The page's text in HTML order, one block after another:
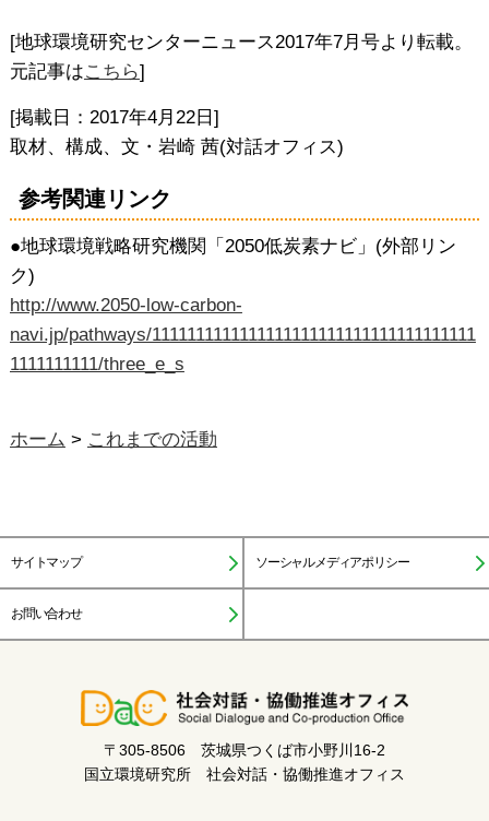
[地球環境研究センターニュース2017年7月号より転載。
元記事はこちら]
[掲載日：2017年4月22日]
取材、構成、文・岩崎 茜(対話オフィス)
参考関連リンク
●地球環境戦略研究機関「2050低炭素ナビ」(外部リン
ク)
http://www.2050-low-carbon-
navi.jp/pathways/1111111111111111111111111111111111111
1111111111/three_e_s
ホーム > これまでの活動
サイトマップ ソーシャルメディアポリシー
お問い合わせ
〒305-8506 茨城県つくば市小野川16-2
国立環境研究所 社会対話・協働推進オフィス